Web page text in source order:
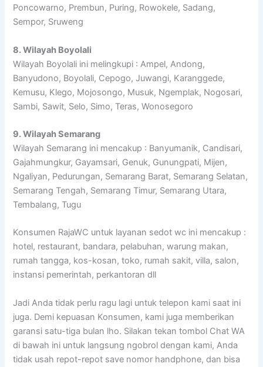
Poncowarno, Prembun, Puring, Rowokele, Sadang,
Sempor, Sruweng
8. Wilayah Boyolali
Wilayah Boyolali ini melingkupi : Ampel, Andong,
Banyudono, Boyolali, Cepogo, Juwangi, Karanggede,
Kemusu, Klego, Mojosongo, Musuk, Ngemplak, Nogosari,
Sambi, Sawit, Selo, Simo, Teras, Wonosegoro
9. Wilayah Semarang
Wilayah Semarang ini mencakup : Banyumanik, Candisari,
Gajahmungkur, Gayamsari, Genuk, Gunungpati, Mijen,
Ngaliyan, Pedurungan, Semarang Barat, Semarang Selatan,
Semarang Tengah, Semarang Timur, Semarang Utara,
Tembalang, Tugu
Konsumen RajaWC untuk layanan sedot wc ini mencakup :
hotel, restaurant, bandara, pelabuhan, warung makan,
rumah tangga, kos-kosan, toko, rumah sakit, villa, salon,
instansi pemerintah, perkantoran dll
Jadi Anda tidak perlu ragu lagi untuk telepon kami saat ini
juga. Demi kepuasan Konsumen, kami juga memberikan
garansi satu-tiga bulan lho. Silakan tekan tombol Chat WA
di bawah ini untuk langsung ngobrol dengan kami, Anda
tidak usah repot-repot save nomor handphone, dan bisa